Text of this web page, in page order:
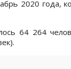
2020 года,
64 264